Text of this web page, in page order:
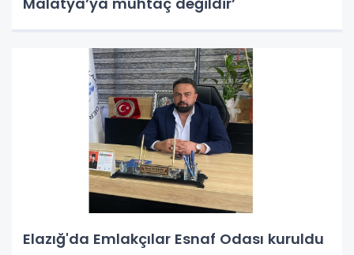
Elazığ'da Emlakçılar Esnaf Odası kuruldu